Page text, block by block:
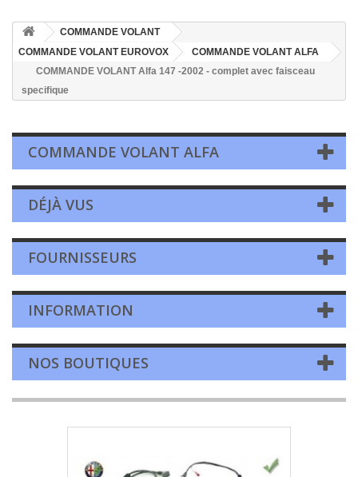
COMMANDE VOLANT
COMMANDE VOLANT EUROVOX
COMMANDE VOLANT ALFA
COMMANDE VOLANT Alfa 147 -2002 - complet avec faisceau
specifique
COMMANDE VOLANT ALFA
DÉJÀ VUS
FOURNISSEURS
INFORMATION
NOS BOUTIQUES